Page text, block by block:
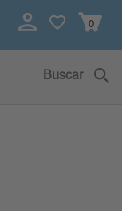
0
Buscar